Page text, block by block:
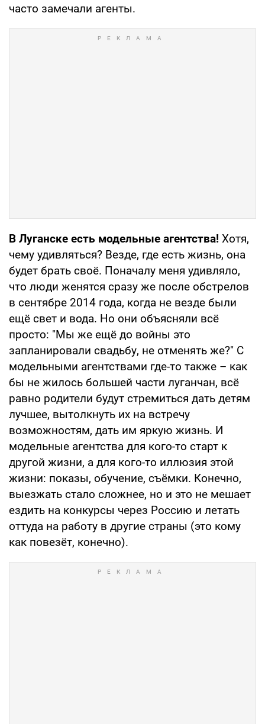
часто замечали агенты.
В Луганске есть модельные агентства! Хотя,
чему удивляться? Везде, где есть жизнь, она
будет брать своё. Поначалу меня удивляло,
что люди женятся сразу же после обстрелов
в сентябре 2014 года, когда не везде были
ещё свет и вода. Но они объясняли всё
просто: "Мы же ещё до войны это
запланировали свадьбу, не отменять же?" С
модельными агентствами где-то также – как
бы не жилось большей части луганчан, всё
равно родители будут стремиться дать детям
лучшее, вытолкнуть их на встречу
возможностям, дать им яркую жизнь. И
модельные агентства для кого-то старт к
другой жизни, а для кого-то иллюзия этой
жизни: показы, обучение, съёмки. Конечно,
выезжать стало сложнее, но и это не мешает
ездить на конкурсы через Россию и летать
оттуда на работу в другие страны (это кому
как повезёт, конечно).